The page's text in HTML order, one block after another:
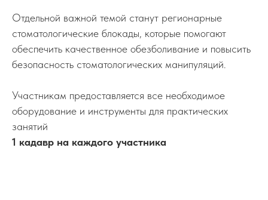
Отдельной важной темой станут регионарные
стоматологические блокады, которые помогают
обеспечить качественное обезболивание и повысить
безопасность стоматологических манипуляций.
Участникам предоставляется все необходимое
оборудование и инструменты для практических
занятий
1 кадавр на каждого участника